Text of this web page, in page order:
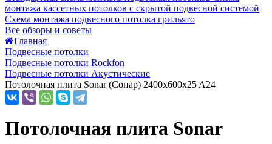
монтажа кассетных потолков с скрытой подвесной системой
Схема монтажа подвесного потолка грильято
Все обзоры и советы
Главная
Подвесные потолки
Подвесные потолки Rockfon
Подвесные потолки Акустические
Потолочная плита Sonar (Сонар) 2400x600x25 A24
Потолочная плита Sonar